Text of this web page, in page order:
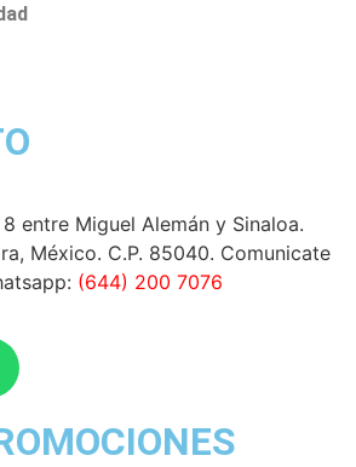
entre Miguel Alemán y Sinaloa.
México. C.P. 85040. Comunicate
(644) 200 7076